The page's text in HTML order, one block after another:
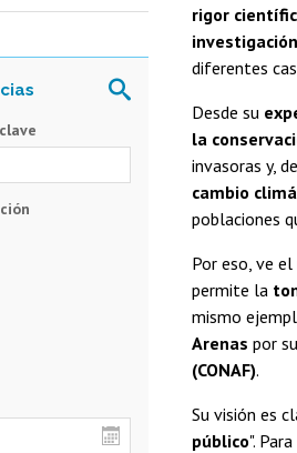
rigor
investigación
diferentes
Desde su
la
invasoras y,
cambio
poblaciones
Por eso, ve
permite la
mismo
Arenas por
(CONAF).
Su visión es
público".